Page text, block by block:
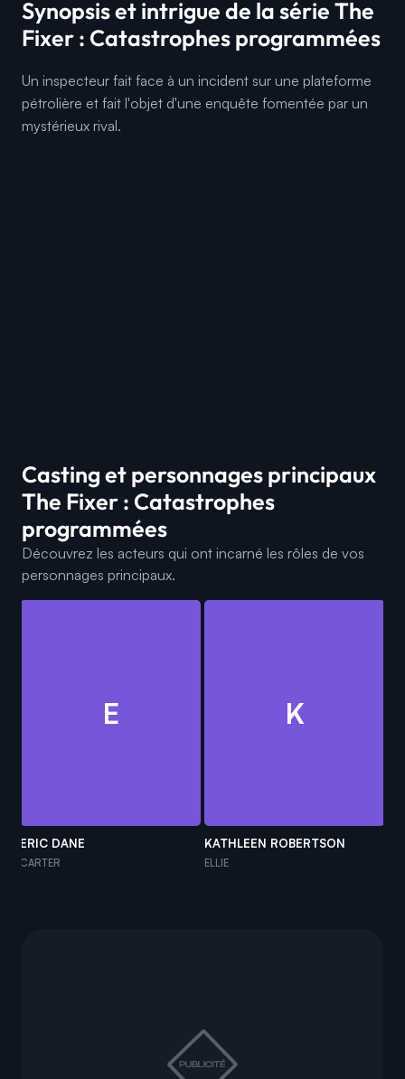
Synopsis et intrigue de la série The
Fixer : Catastrophes programmées
Un inspecteur fait face à un incident sur une plateforme
pétrolière et fait l'objet d'une enquête fomentée par un
mystérieux rival.
Casting et personnages principaux
The Fixer : Catastrophes
programmées
Découvrez les acteurs qui ont incarné les rôles de vos
personnages principaux.
E
ERIC DANE
CARTER
K
KATHLEEN ROBERTSON
ELLIE